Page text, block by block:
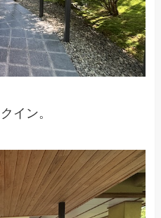
イン。